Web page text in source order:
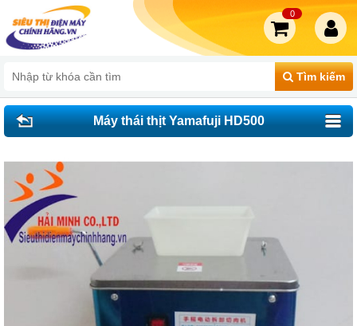
Tìm kiếm
0
Máy thái thịt Yamafuji HD500